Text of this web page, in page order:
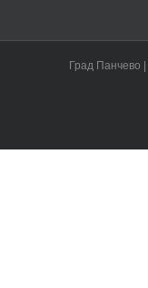
Град Панчево |